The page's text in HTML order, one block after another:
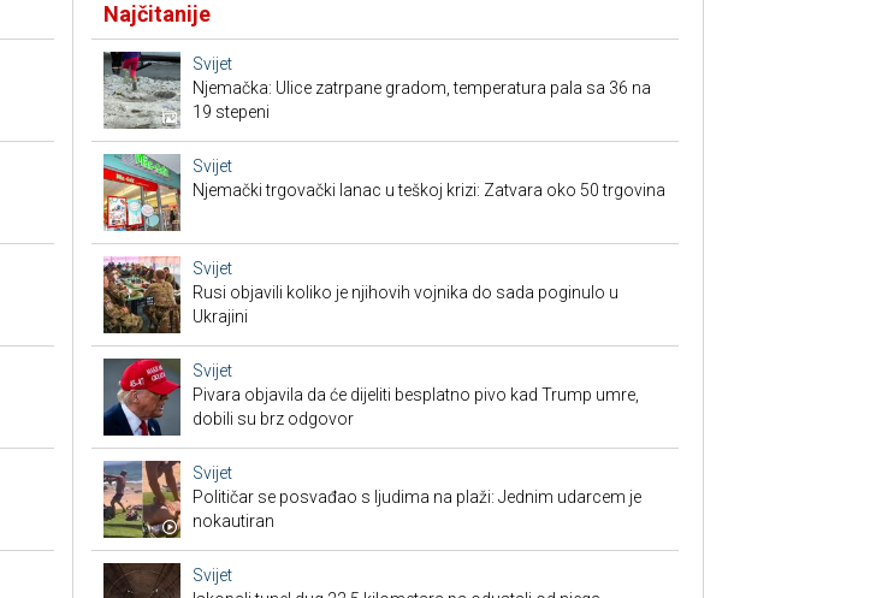
Najčitanije
Svijet
Njemačka: Ulice zatrpane gradom, temperatura pala sa 36 na
19 stepeni
Svijet
Njemački trgovački lanac u teškoj krizi: Zatvara oko 50 trgovina
Svijet
Rusi objavili koliko je njihovih vojnika do sada poginulo u
Ukrajini
Svijet
Pivara objavila da će dijeliti besplatno pivo kad Trump umre,
dobili su brz odgovor
Svijet
Političar se posvađao s ljudima na plaži: Jednim udarcem je
nokautiran
Svijet